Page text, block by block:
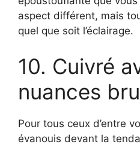
aspect différent, mais
quel que soit l’éclairage.
10. Cuivré
nuances
Pour tous ceux d’entre
évanouis devant la